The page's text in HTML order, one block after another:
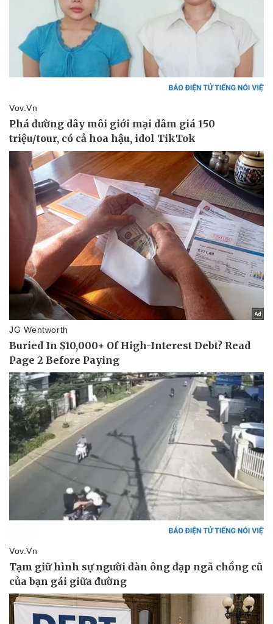
Doanh nghiệp
Thông tin doanh nghiệp
Doanh nghiệp 24h
Doanh nhân
Vì cộng đồng
Sành điệu
Chuyển đổi số